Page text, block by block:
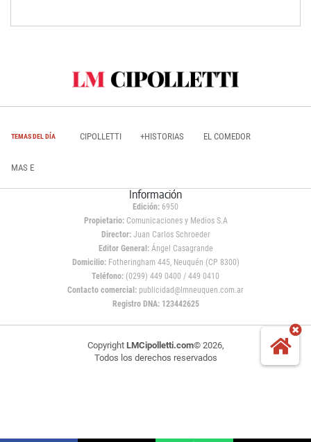
TEMAS DEL DÍA CIPOLLETTI +HISTORIAS EL COMEDOR
MAS E
Información
Edición: 6950
Propietario:Comunicaciones y Medios S.A
Director: Juan Carlos Schroeder
Editor General:Ángel Casagrande
Domicilio:Fotheringham 445, Neuquén (CP 8300)
Teléfono: (0299) 449 0400 / 449 0410
Contacto comercial: publicidad@lmneuquen.com.ar
Registro DNA: 123442625
Copyright LMCipolletti.com© 2026,
Todos los derechos reservados